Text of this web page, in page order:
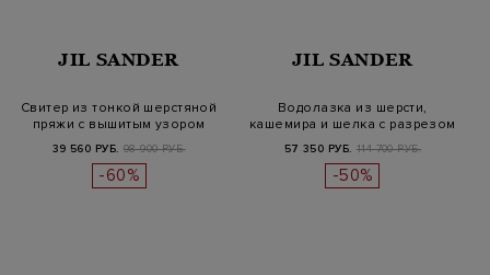
JIL SANDER
Свитер из тонкой шерстяной
пряжи с вышитым узором
39 560 РУБ. 98 900 РУБ.
-60%
JIL SANDER
Водолазка из шерсти,
кашемира и шелка с разрезом
на во…
57 350 РУБ. 114 700 РУБ.
-50%